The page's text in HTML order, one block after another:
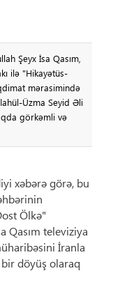
Şeyx İsa Qasım,
ilə "Hikayətüs-
mərasimində
Üzma Seyid Əli
görkəmli və
xəbərə görə, bu
Ölkə"
Qasım televiziya
İranla
döyüş olaraq